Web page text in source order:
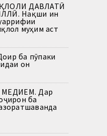
ДАВЛАТӢ
Нақши ин
муҳим аст
ба пӯпаки
он
Дар
ба